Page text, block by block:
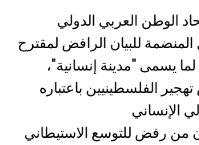
الوطن العربي الدولي
للبيان الرافض لمقترح
يسمى "مدينة إنسانية"،
الفلسطينيين باعتباره
الإنساني
من رفض للتوسع الاستيطاني